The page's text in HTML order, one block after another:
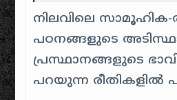
നിലവിലെ സാമൂഹിക-
പഠനങ്ങളുടെ
പ്രസ്ഥാനങ്ങളുടെ
പറയുന്ന രീതികളിൽ